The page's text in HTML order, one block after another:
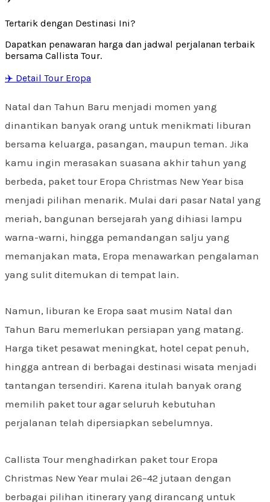
Tertarik dengan Destinasi Ini?
Dapatkan penawaran harga dan jadwal perjalanan terbaik
bersama Callista Tour.
✈️ Detail Tour Eropa
Natal dan Tahun Baru menjadi momen yang
dinantikan banyak orang untuk menikmati liburan
bersama keluarga, pasangan, maupun teman. Jika
kamu ingin merasakan suasana akhir tahun yang
berbeda, paket tour Eropa Christmas New Year bisa
menjadi pilihan menarik. Mulai dari pasar Natal yang
meriah, bangunan bersejarah yang dihiasi lampu
warna-warni, hingga pemandangan salju yang
memanjakan mata, Eropa menawarkan pengalaman
yang sulit ditemukan di tempat lain.
Namun, liburan ke Eropa saat musim Natal dan
Tahun Baru memerlukan persiapan yang matang.
Harga tiket pesawat meningkat, hotel cepat penuh,
hingga antrean di berbagai destinasi wisata menjadi
tantangan tersendiri. Karena itulah banyak orang
memilih paket tour agar seluruh kebutuhan
perjalanan telah dipersiapkan sebelumnya.
Callista Tour menghadirkan paket tour Eropa
Christmas New Year mulai 26–42 jutaan dengan
berbagai pilihan itinerary yang dirancang untuk